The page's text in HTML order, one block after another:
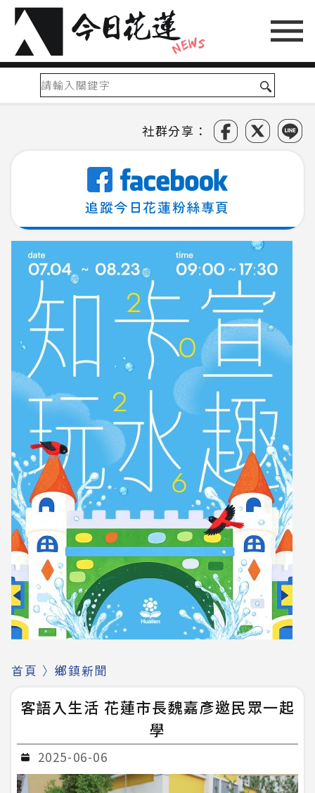
社群分享：
追蹤今日花蓮粉絲專頁
首頁 〉鄉鎮新聞
客語入生活 花蓮市長魏嘉彥邀民眾一起
學
2025-06-06